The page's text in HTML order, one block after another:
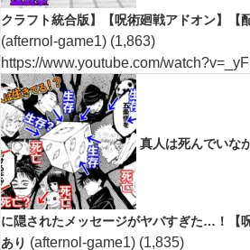
クラフト統合版】【呪術廻戦アドオン】【
(afternol-game1) (1,863)
https://www.youtube.com/
真人は死んでいな
に隠されたメッセージがヤバすぎた…！【
あり (afternol-game1) (1,835)